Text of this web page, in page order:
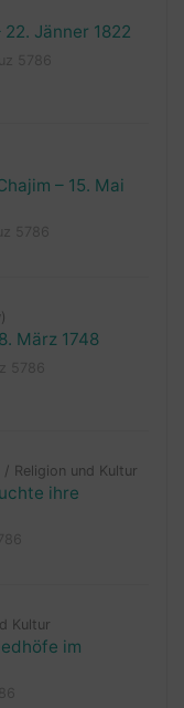
Jänner 1822
– 15. Mai
März 1748
/ Religion und Kultur
ihre
Kultur
im